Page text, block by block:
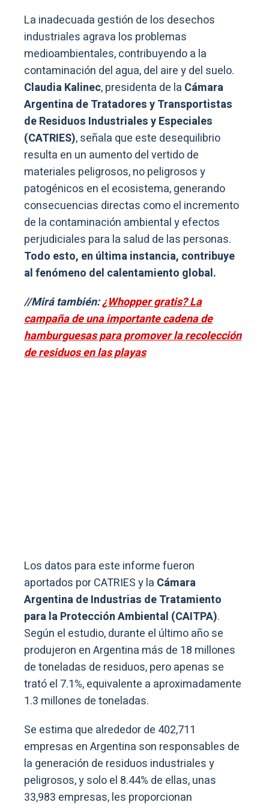
La inadecuada gestión de los desechos
industriales agrava los problemas
medioambientales, contribuyendo a la
contaminación del agua, del aire y del suelo.
Claudia Kalinec, presidenta de la Cámara
Argentina de Tratadores y Transportistas
de Residuos Industriales y Especiales
(CATRIES), señala que este desequilibrio
resulta en un aumento del vertido de
materiales peligrosos, no peligrosos y
patogénicos en el ecosistema, generando
consecuencias directas como el incremento
de la contaminación ambiental y efectos
perjudiciales para la salud de las personas.
Todo esto, en última instancia, contribuye
al fenómeno del calentamiento global.
//Mirá también:¿Whopper gratis? La
campaña de una importante cadena de
hamburguesas para promover la recolección
de residuos en las playas
Los datos para este informe fueron
aportados por CATRIES y la Cámara
Argentina de Industrias de Tratamiento
para la Protección Ambiental (CAITPA).
Según el estudio, durante el último año se
produjeron en Argentina más de 18 millones
de toneladas de residuos, pero apenas se
trató el 7.1%, equivalente a aproximadamente
1.3 millones de toneladas.
Se estima que alrededor de 402,711
empresas en Argentina son responsables de
la generación de residuos industriales y
peligrosos, y solo el 8.44% de ellas, unas
33,983 empresas, les proporcionan